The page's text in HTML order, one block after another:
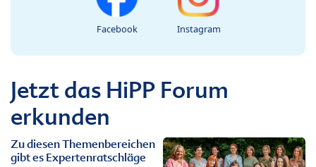
Facebook Instagram
Jetzt das HiPP Forum
erkunden
Zu diesen Themenbereichen
gibt es Expertenratschläge